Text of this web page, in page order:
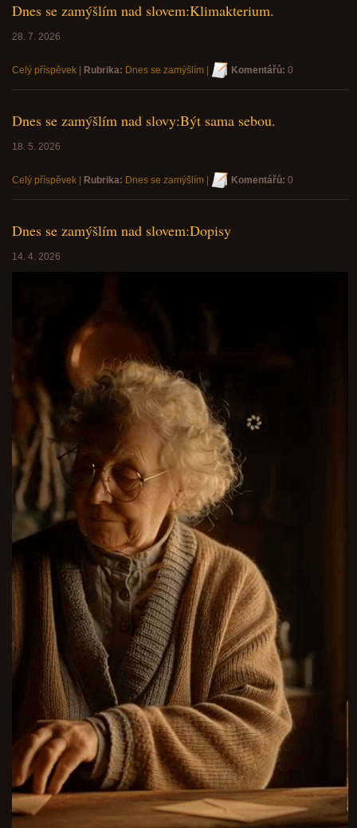
Dnes se zamýšlím nad slovem:Klimakterium.
28. 7. 2026
Celý příspěvek Rubrika: Dnes se zamýšlím Komentářů: 0
Dnes se zamýšlím nad slovy:Být sama sebou.
18. 5. 2026
Celý příspěvek Rubrika: Dnes se zamýšlím Komentářů: 0
Dnes se zamýšlím nad slovem:Dopisy
14. 4. 2026